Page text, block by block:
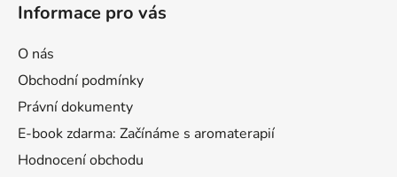
Informace pro vás
O nás
Obchodní podmínky
Právní dokumenty
E-book zdarma: Začínáme s aromaterapií
Hodnocení obchodu